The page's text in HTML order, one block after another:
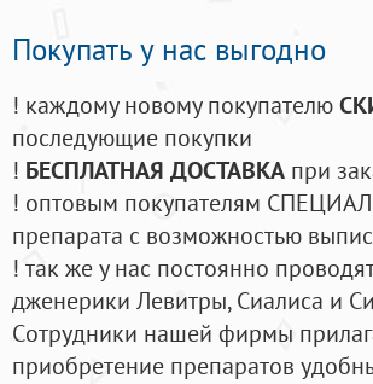
Покупать у нас выгодно
! каждому новому покупателю
последующие покупки
! БЕСПЛАТНАЯ ДОСТАВКА при
! оптовым покупателям
препарата с возможностью
! так же у нас постоянно
дженерики Левитры, Сиалиса и
Cотрудники нашей фирмы
приобретение препаратов